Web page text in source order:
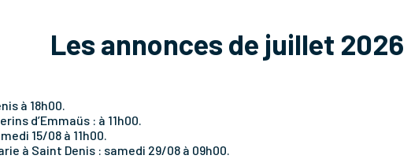
Les annonces de juillet 2026
à 18h00.
d’Emmaüs : à 11h00.
15/08 à 11h00.
à Saint Denis : samedi 29/08 à 09h00.